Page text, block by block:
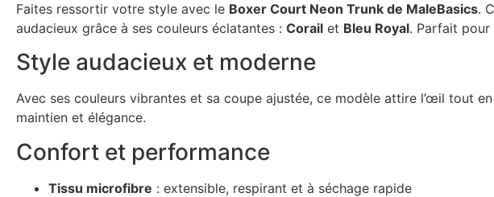
Faites ressortir votre style avec le Boxer Court Neon Trunk de MaleBasics.
audacieux grâce à ses couleurs éclatantes : Corail et Bleu Royal. Parfait pour
Style audacieux et moderne
Avec ses couleurs vibrantes et sa coupe ajustée, ce modèle attire l’œil tout
maintien et élégance.
Confort et performance
Tissu microfibre : extensible, respirant et à séchage rapide